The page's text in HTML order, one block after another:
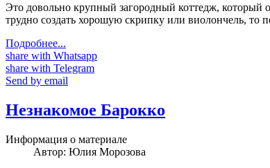
Это довольно крупный загородный коттедж, который
трудно создать хорошую скрипку или виолончель,
Подробнее...
share with Whatsapp
share with Telegram
Send by email
Незнакомое Барокко
Информация о материале
Автор: Юлия Морозова